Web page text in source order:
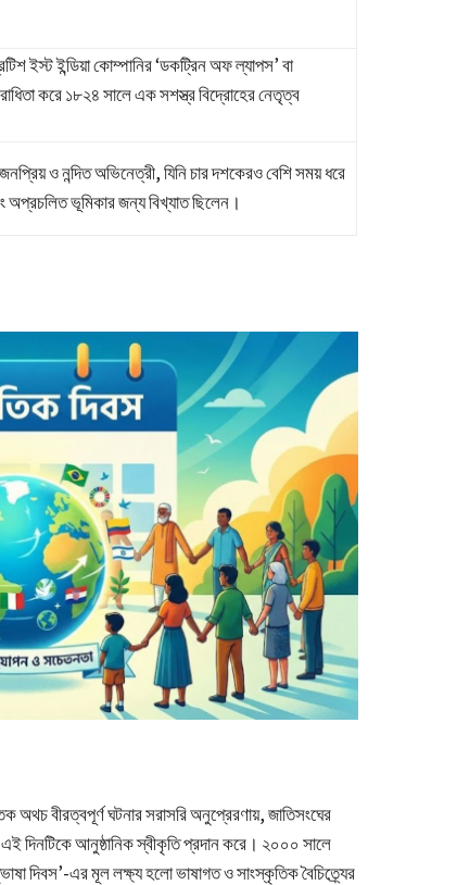
ইস্ট ইন্ডিয়া কোম্পানির ‘ডকট্রিন অফ ল্যাপস’ বা
করে ১৮২৪ সালে এক সশস্ত্র বিদ্রোহের নেতৃত্ব
ও নন্দিত অভিনেত্রী, যিনি চার দশকেরও বেশি সময় ধরে
অপ্রচলিত ভূমিকার জন্য বিখ্যাত ছিলেন।
অথচ বীরত্বপূর্ণ ঘটনার সরাসরি অনুপ্রেরণায়, জাতিসংঘের
দিনটিকে আনুষ্ঠানিক স্বীকৃতি প্রদান করে। ২০০০ সালে
দিবস’-এর মূল লক্ষ্য হলো ভাষাগত ও সাংস্কৃতিক বৈচিত্র্যের